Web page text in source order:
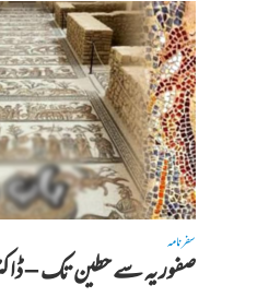
سفرنامہ
صفوریہ سے حطین تک –